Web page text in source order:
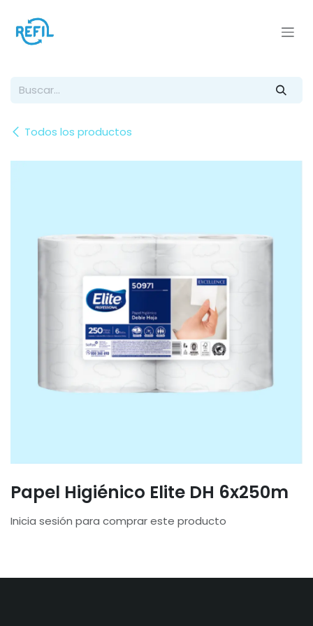
Todos los productos
Papel Higiénico Elite DH 6x250m
Inicia sesión para comprar este producto